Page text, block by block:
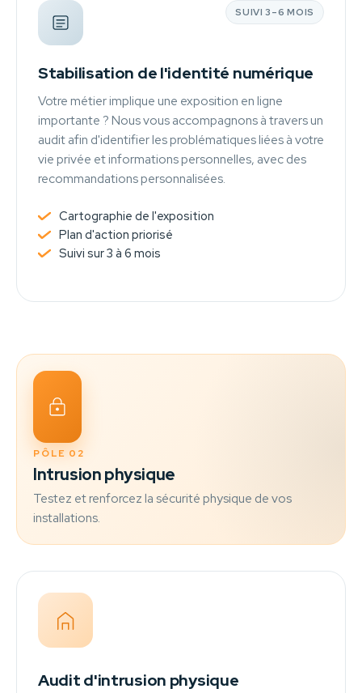
SUIVI 3–6 MOIS
Stabilisation de l'identité numérique
Votre métier implique une exposition en ligne
importante ? Nous vous accompagnons à travers un
audit afin d'identifier les problématiques liées à votre
vie privée et informations personnelles, avec des
recommandations personnalisées.
Cartographie de l'exposition
Plan d'action priorisé
Suivi sur 3 à 6 mois
PÔLE 02
Intrusion physique
Testez et renforcez la sécurité physique de vos
installations.
Audit d'intrusion physique